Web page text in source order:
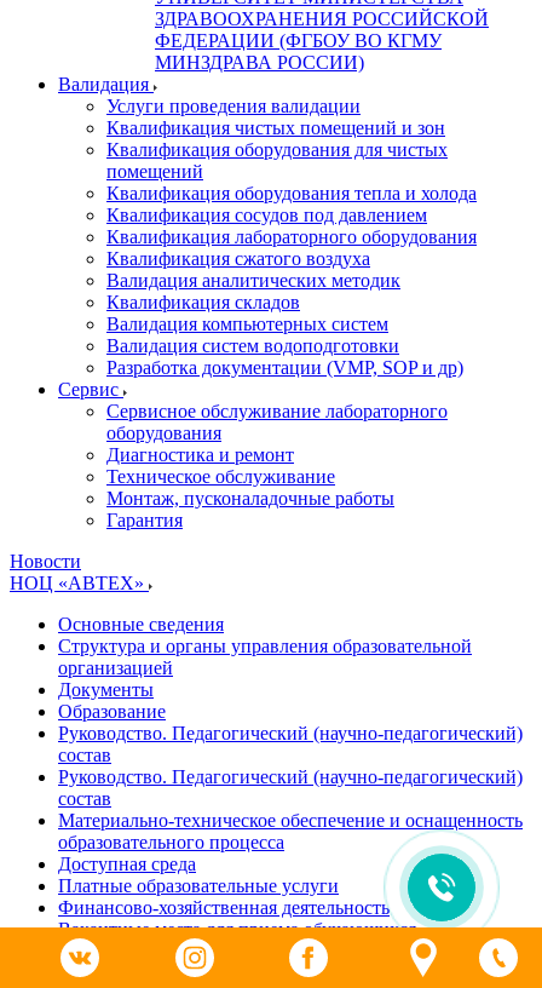
ЗДРАВООХРАНЕНИЯ РОССИЙСКОЙ
ФЕДЕРАЦИИ (ФГБОУ ВО КГМУ
МИНЗДРАВА РОССИИ)
Валидация
Услуги проведения валидации
Квалификация чистых помещений и зон
Квалификация оборудования для чистых
помещений
Квалификация оборудования тепла и холода
Квалификация сосудов под давлением
Квалификация лабораторного оборудования
Квалификация сжатого воздуха
Валидация аналитических методик
Квалификация складов
Валидация компьютерных систем
Валидация систем водоподготовки
Разработка документации (VMP, SOP и др)
Cервис
Сервисное обслуживание лабораторного
оборудования
Диагностика и ремонт
Техническое обслуживание
Монтаж, пусконаладочные работы
Гарантия
Новости
НОЦ «АВТЕХ»
Основные сведения
Структура и органы управления образовательной
организацией
Документы
Образование
Руководство. Педагогический (научно-педагогический)
состав
Руководство. Педагогический (научно-педагогический)
состав
Материально-техническое обеспечение и оснащенность
образовательного процесса
Доступная среда
Платные образовательные услуги
Финансово-хозяйственная деятельность
Вакантные места для приема обучающихся
Отзывы
Календарь мероприятий